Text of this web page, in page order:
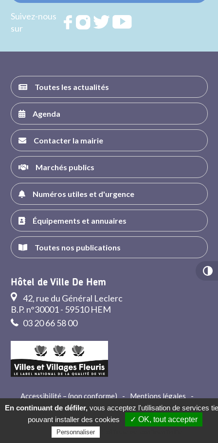
Suivez-nous
sur
RejoignezRejoignezRejoignez
Toutes les actualités
Agenda
Contacter la mairie
Marchés publics
Numéros utiles et d'urgence
Équipements et annuaires
Toutes nos publications
Hôtel de Ville De Hem
42, rue du Général Leclerc
B.P. n°30001 - 59510 HEM
03 20 66 58 00
Accessibilité – (non conforme) - Mentions légales
-
Crédits
- Contact
En continuant de défiler, vous acceptez l'utilisation de services
pouvant installer des cookies
✓ OK, tout accepter
Personnaliser